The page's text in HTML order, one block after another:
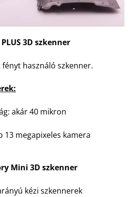
3D szkenner
használó szkenner.
akár 40 mikron
13 megapixeles kamera
Mini 3D szkenner
kézi szkennerek